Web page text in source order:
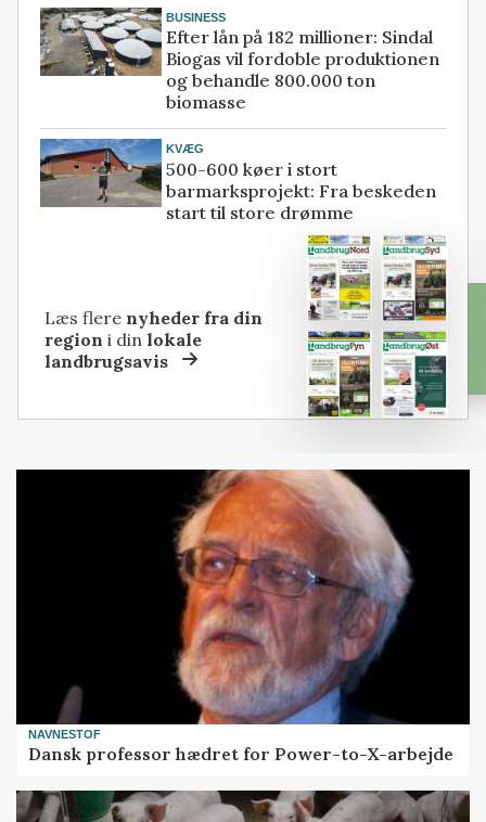
BUSINESS
Efter lån på 182 millioner: Sindal
Biogas vil fordoble produktionen
og behandle 800.000 ton
biomasse
KVÆG
500-600 køer i stort
barmarksprojekt: Fra beskeden
start til store drømme
Læs flere nyheder fra din
region i dinlokale
landbrugsavis
NAVNESTOF
Dansk professor hædret for Power-to-X-arbejde